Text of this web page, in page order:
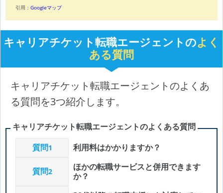
引用： Googleマップ
キャリアチケット転職エージェントのよく
ある質問
キャリアチケット転職エージェントのよくあ
る質問を3つ紹介します。
キャリアチケット転職エージェントのよくある質問
質問1 利用料はかかりますか？
質問2
ほかの転職サービスと併用できます
か？